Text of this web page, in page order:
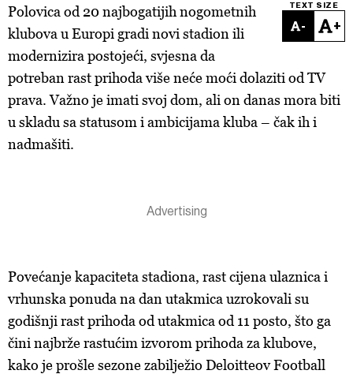
TEXT SIZE
- +
Polovica od 20 najbogatijih nogometnih
klubova u Europi gradi novi stadion ili
modernizira postojeći, svjesna da
potreban rast prihoda više neće moći dolaziti od TV
prava. Važno je imati svoj dom, ali on danas mora biti
u skladu sa statusom i ambicijama kluba – čak ih i
nadmašiti.
Povećanje kapaciteta stadiona, rast cijena ulaznica i
vrhunska ponuda na dan utakmica uzrokovali su
godišnji rast prihoda od utakmica od 11 posto, što ga
čini najbrže rastućim izvorom prihoda za klubove,
kako je prošle sezone zabilježio Deloitteov Football